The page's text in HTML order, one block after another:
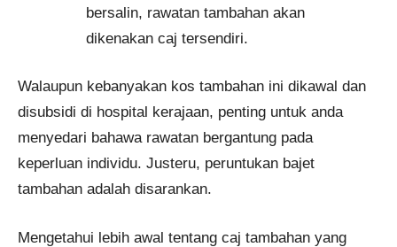
bersalin, rawatan tambahan akan
dikenakan caj tersendiri.
Walaupun kebanyakan kos tambahan ini dikawal dan
disubsidi di hospital kerajaan, penting untuk anda
menyedari bahawa rawatan bergantung pada
keperluan individu. Justeru, peruntukan bajet
tambahan adalah disarankan.
Mengetahui lebih awal tentang caj tambahan yang